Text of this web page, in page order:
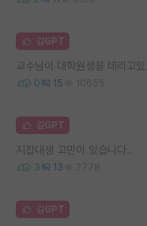
김GPT
교수님이 대학원생을 데리고
0 15 10655
김GPT
지잡대생 고민이 있습니다..
3 13 2778
김GPT